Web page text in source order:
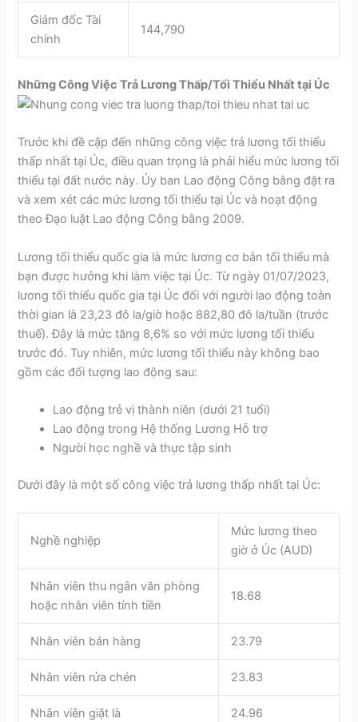
Giám đốc Tài
chính
144,790
Những Công Việc Trả Lương Thấp/Tối Thiểu Nhất tại Úc
Trước khi đề cập đến những công việc trả lương tối thiểu
thấp nhất tại Úc, điều quan trọng là phải hiểu mức lương tối
thiểu tại đất nước này. Ủy ban Lao động Công bằng đặt ra
và xem xét các mức lương tối thiểu tại Úc và hoạt động
theo Đạo luật Lao động Công bằng 2009.
Lương tối thiểu quốc gia là mức lương cơ bản tối thiểu mà
bạn được hưởng khi làm việc tại Úc. Từ ngày 01/07/2023,
lương tối thiểu quốc gia tại Úc đối với người lao động toàn
thời gian là 23,23 đô la/giờ hoặc 882,80 đô la/tuần (trước
thuế). Đây là mức tăng 8,6% so với mức lương tối thiểu
trước đó. Tuy nhiên, mức lương tối thiểu này không bao
gồm các đối tượng lao động sau:
Lao động trẻ vị thành niên (dưới 21 tuổi)
Lao động trong Hệ thống Lương Hỗ trợ
Người học nghề và thực tập sinh
Dưới đây là một số công việc trả lương thấp nhất tại Úc:
Nghề nghiệp
Mức lương theo
giờ ở Úc (AUD)
Nhân viên thu ngân văn phòng
hoặc nhân viên tính tiền
18.68
Nhân viên bán hàng 23.79
Nhân viên rửa chén 23.83
Nhân viên giặt là 24.96